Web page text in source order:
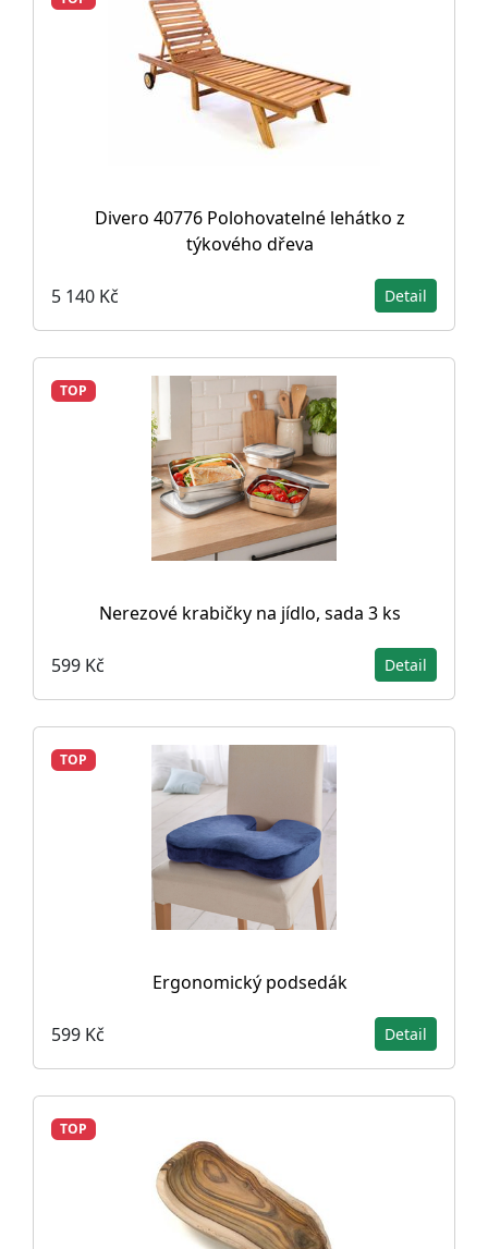
Divero 40776 Polohovatelné lehátko z
týkového dřeva
5 140 Kč Detail
TOP
Nerezové krabičky na jídlo, sada 3 ks
599 Kč Detail
TOP
Ergonomický podsedák
599 Kč Detail
TOP